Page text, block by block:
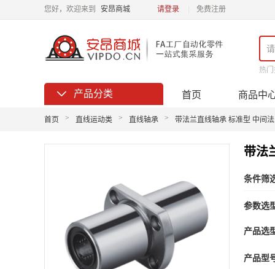
您好，欢迎来到 安昂商城 请登录 免费注册
热
 产品分类 首页 商品中
首页 > 直线运动类 > 直线轴承 > 带法兰直线轴承 标准型 中间
带法
条件筛
参数选
产品选
产品型